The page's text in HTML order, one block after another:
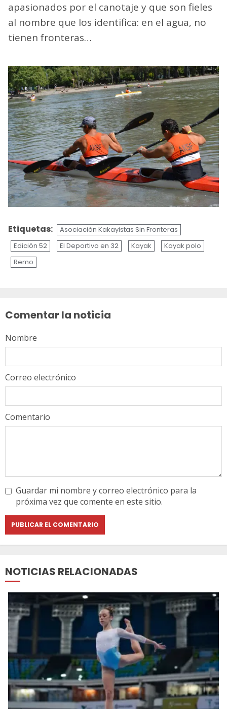
apasionados por el canotaje y que son fieles
al nombre que los identifica: en el agua, no
tienen fronteras…
Etiquetas:
Asociación Kakayistas Sin Fronteras
Edición 52
El Deportivo en 32 Kayak
Kayak polo
Remo
Comentar la noticia
Comentario
Nombre
Correo electrónico
Guardar mi nombre y correo electrónico para la
próxima vez que comente en este sitio.
NOTICIAS RELACIONADAS